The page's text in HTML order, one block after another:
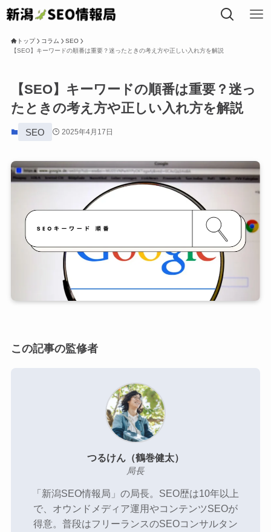
私たちについて
局長プロフィール
新潟SEO情報局のメンバー
トップ コラム
SEO
【SEO】キーワードの順番は重要？迷ったときの考え方や正しい入れ方を解説
【SEO】キーワードの順番は重要？迷っ
たときの考え方や正しい入れ方を解説
SEO 2025年4月17日
この記事の監修者
つるけん（鶴巻健太）
局長
「新潟SEO情報局」の局長。SEO歴は10年以上
で、オウンドメディア運用やコンテンツSEOが
得意。普段はフリーランスのSEOコンサルタン